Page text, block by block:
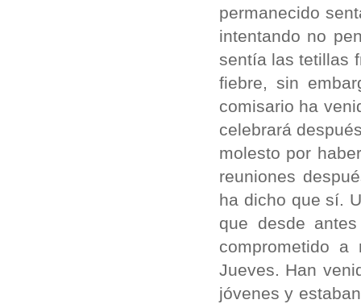
permanecido
intentando no
sentía las tetillas
fiebre, sin
comisario ha
celebrará
molesto por
reuniones
ha dicho que sí.
que desde
comprometido
Jueves. Han
jóvenes y